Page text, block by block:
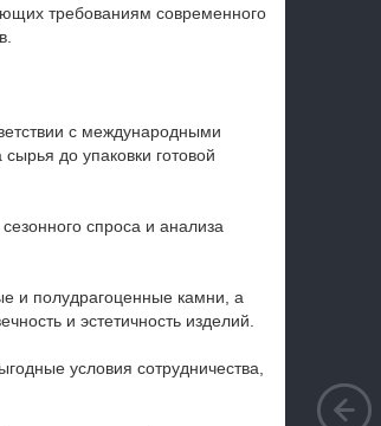
требованиям современного
с международными
до упаковки готовой
спроса и анализа
и полудрагоценные камни, а
и эстетичность изделий.
условия сотрудничества,